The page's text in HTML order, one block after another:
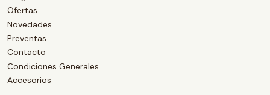
Ofertas
Novedades
Preventas
Contacto
Condiciones Generales
Accesorios